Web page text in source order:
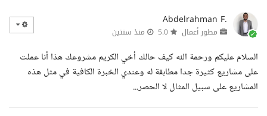
Abdelrahman F.
مطور أعمال منذ سنتين
السلام عليكم ورحمة الله كيف حالك أخي الكريم مشروعك هذا أنا عملت
على مشاريع كثيرة جدا مطابقة له وعندي الخبرة الكافية في مثل هذه
المشاريع على سبيل المثال لا الحصر...